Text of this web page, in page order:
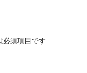
必須項目です